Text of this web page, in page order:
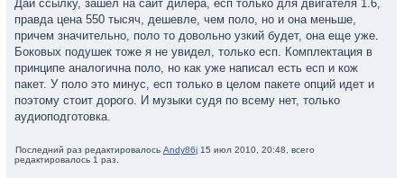
Дай ссылку, зашел на сайт дилера, есп только для двигателя 1.6,
правда цена 550 тысяч, дешевле, чем поло, но и она меньше,
причем значительно, поло то довольно узкий будет, она еще уже.
Боковых подушек тоже я не увидел, только есп. Комплектация в
принципе аналогична поло, но как уже написал есть есп и кож
пакет. У поло это минус, есп только в целом пакете опций идет и
поэтому стоит дорого. И музыки судя по всему нет, только
аудиоподготовка.
Последний раз редактировалось Andy86j 15 июл 2010, 20:48, всего
редактировалось 1 раз.